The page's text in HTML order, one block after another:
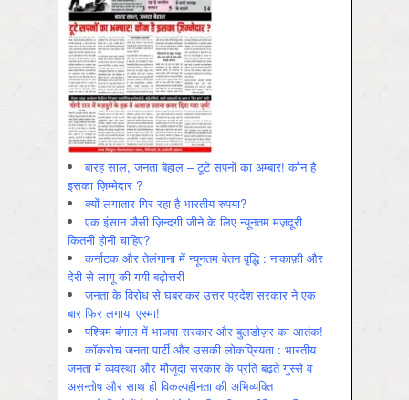
बारह साल, जनता बेहाल – टूटे सपनों का अम्बार! कौन है
इसका ज़िम्मेदार ?
क्यों लगातार गिर रहा है भारतीय रुपया?
एक इंसान जैसी ज़िन्दगी जीने के लिए न्यूनतम मज़दूरी
कितनी होनी चाहिए?
कर्नाटक और तेलंगाना में न्यूनतम वेतन वृद्धि : नाकाफ़ी और
देरी से लागू की गयी बढ़ोत्तरी
जनता के विरोध से घबराकर उत्तर प्रदेश सरकार ने एक
बार फिर लगाया एस्मा!
पश्चिम बंगाल में भाजपा सरकार और बुलडोज़र का आतंक!
कॉकरोच जनता पार्टी और उसकी लोकप्रियता : भारतीय
जनता में व्‍यवस्‍था और मौजूदा सरकार के प्रति बढ़ते गुस्‍से व
असन्‍तोष और साथ ही विकल्‍पहीनता की अभिव्‍यक्ति